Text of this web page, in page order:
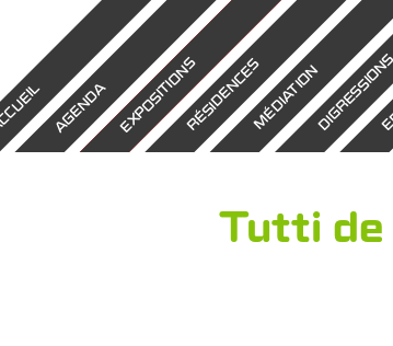
AGENDAEXPOSITIONSRÉSIDENCESMÉDIATION
Tutti